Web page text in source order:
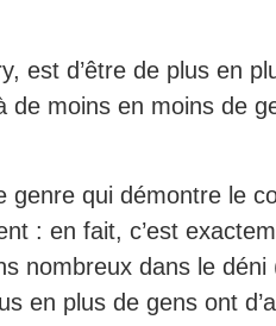
est d’être de plus en
de moins en moins de
genre qui démontre le
: en fait, c’est
nombreux dans le
en plus de gens ont